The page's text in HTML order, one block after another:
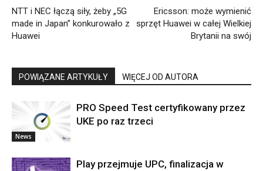
NTT i NEC łączą siły, żeby „5G
made in Japan” konkurowało z
Huawei
Ericsson: może wymienić
sprzęt Huawei w całej Wielkiej
Brytanii na swój
POWIĄZANE ARTYKUŁY WIĘCEJ OD AUTORA
News
PRO Speed Test certyfikowany przez
UKE po raz trzeci
Play przejmuje UPC, finalizacja w